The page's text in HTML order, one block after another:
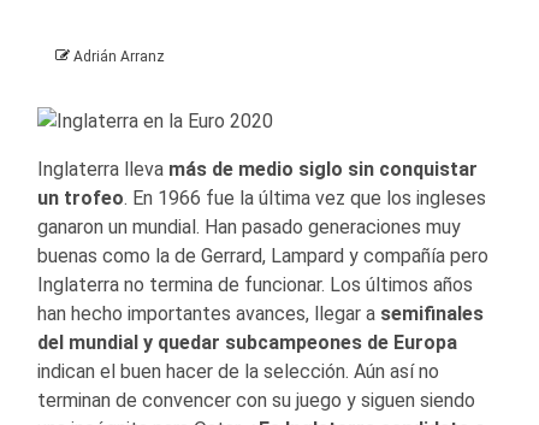
Adrián Arranz
Inglaterra lleva más de medio siglo sin conquistar
un trofeo. En 1966 fue la última vez que los ingleses
ganaron un mundial. Han pasado generaciones muy
buenas como la de Gerrard, Lampard y compañía pero
Inglaterra no termina de funcionar. Los últimos años
han hecho importantes avances, llegar a semifinales
del mundial y quedar subcampeones de Europa
indican el buen hacer de la selección. Aún así no
terminan de convencer con su juego y siguen siendo